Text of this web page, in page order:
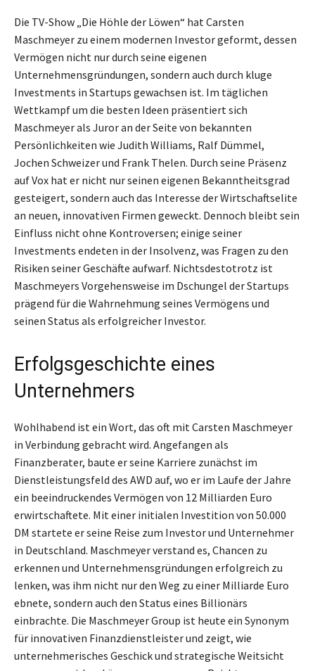
Die TV-Show „Die Höhle der Löwen“ hat Carsten
Maschmeyer zu einem modernen Investor geformt, dessen
Vermögen nicht nur durch seine eigenen
Unternehmensgründungen, sondern auch durch kluge
Investments in Startups gewachsen ist. Im täglichen
Wettkampf um die besten Ideen präsentiert sich
Maschmeyer als Juror an der Seite von bekannten
Persönlichkeiten wie Judith Williams, Ralf Dümmel,
Jochen Schweizer und Frank Thelen. Durch seine Präsenz
auf Vox hat er nicht nur seinen eigenen Bekanntheitsgrad
gesteigert, sondern auch das Interesse der Wirtschaftselite
an neuen, innovativen Firmen geweckt. Dennoch bleibt sein
Einfluss nicht ohne Kontroversen; einige seiner
Investments endeten in der Insolvenz, was Fragen zu den
Risiken seiner Geschäfte aufwarf. Nichtsdestotrotz ist
Maschmeyers Vorgehensweise im Dschungel der Startups
prägend für die Wahrnehmung seines Vermögens und
seinen Status als erfolgreicher Investor.
Erfolgsgeschichte eines
Unternehmers
Wohlhabend ist ein Wort, das oft mit Carsten Maschmeyer
in Verbindung gebracht wird. Angefangen als
Finanzberater, baute er seine Karriere zunächst im
Dienstleistungsfeld des AWD auf, wo er im Laufe der Jahre
ein beeindruckendes Vermögen von 12 Milliarden Euro
erwirtschaftete. Mit einer initialen Investition von 50.000
DM startete er seine Reise zum Investor und Unternehmer
in Deutschland. Maschmeyer verstand es, Chancen zu
erkennen und Unternehmensgründungen erfolgreich zu
lenken, was ihm nicht nur den Weg zu einer Milliarde Euro
ebnete, sondern auch den Status eines Billionärs
einbrachte. Die Maschmeyer Group ist heute ein Synonym
für innovativen Finanzdienstleister und zeigt, wie
unternehmerisches Geschick und strategische Weitsicht